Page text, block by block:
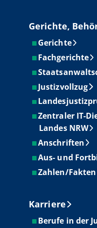
Gerichte,
Gerichte
Fachgerichte
Justizvollzug
Zentraler IT-
Landes NRW
Anschriften
Aus- und
Zahlen/Fakten
Karriere
Berufe in der